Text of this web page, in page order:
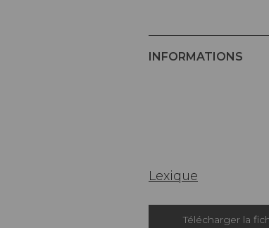
INFORMATIONS
Lexique
Télécharger la